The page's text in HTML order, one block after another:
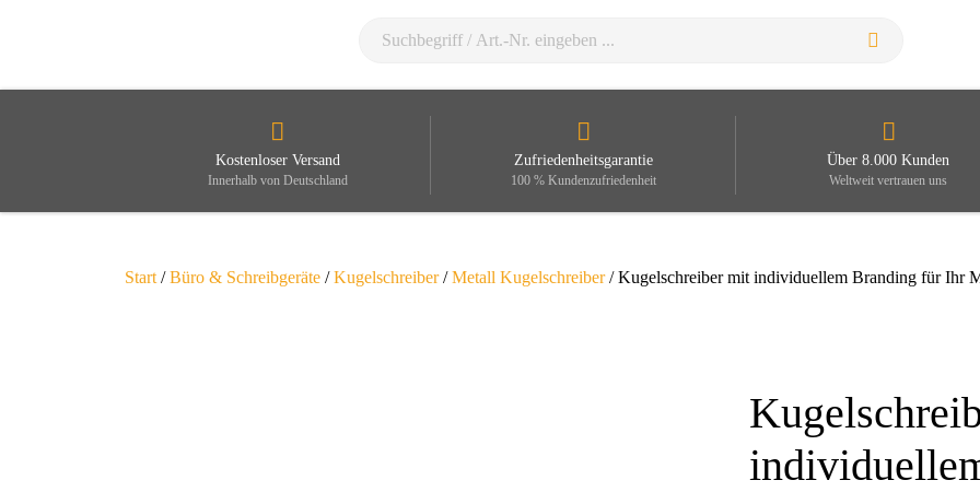
Kostenloser Versand
Innerhalb von Deutschland
Zufriedenheitsgarantie
100 % Kundenzufriedenheit
Über 8.000 Kunden
Weltweit vertrauen uns
Start /Büro & Schreibgeräte /Kugelschreiber/Metall Kugelschreiber/ Kugelschreiber mit individuellem Branding für Ihr